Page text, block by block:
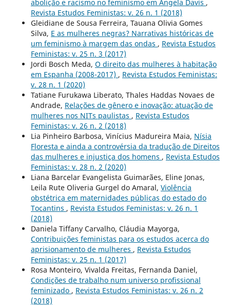
abolição e racismo no feminismo em Angela Davis ,
Revista Estudos Feministas: v. 26 n. 1 (2018)
Gleidiane de Sousa Ferreira, Tauana Olivia Gomes
Silva, E as mulheres negras? Narrativas históricas de
um feminismo à margem das ondas , Revista Estudos
Feministas: v. 25 n. 3 (2017)
Jordi Bosch Meda, O direito das mulheres à habitação
em Espanha (2008-2017) , Revista Estudos Feministas:
v. 28 n. 1 (2020)
Tatiane Furukawa Liberato, Thales Haddas Novaes de
Andrade, Relações de gênero e inovação: atuação de
mulheres nos NITs paulistas , Revista Estudos
Feministas: v. 26 n. 2 (2018)
Lia Pinheiro Barbosa, Vinícius Madureira Maia, Nísia
Floresta e ainda a controvérsia da tradução de Direitos
das mulheres e injustiça dos homens , Revista Estudos
Feministas: v. 28 n. 2 (2020)
Liana Barcelar Evangelista Guimarães, Eline Jonas,
Leila Rute Oliveria Gurgel do Amaral, Violência
obstétrica em maternidades públicas do estado do
Tocantins , Revista Estudos Feministas: v. 26 n. 1
(2018)
Daniela Tiffany Carvalho, Cláudia Mayorga,
Contribuições feministas para os estudos acerca do
aprisionamento de mulheres , Revista Estudos
Feministas: v. 25 n. 1 (2017)
Rosa Monteiro, Vivalda Freitas, Fernanda Daniel,
Condições de trabalho num universo profissional
feminizado , Revista Estudos Feministas: v. 26 n. 2
(2018)